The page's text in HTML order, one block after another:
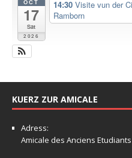
17
Sat
2026
14:30 Visite vun der
Ramborn
KUERZ ZUR AMICALE
Adress:
Amicale des Anciens